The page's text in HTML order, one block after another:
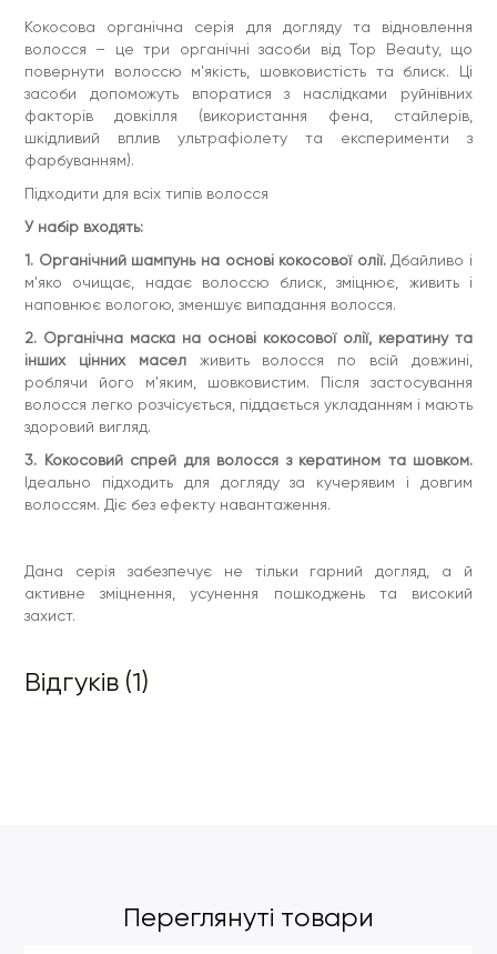
Кокосова органічна серія для догляду та відновлення
волосся – це три органічні засоби від Top Beauty, що
повернути волоссю м'якість, шовковистість та блиск. Ці
засоби допоможуть впоратися з наслідками руйнівних
факторів довкілля (використання фена, стайлерів,
шкідливий вплив ультрафіолету та експерименти з
фарбуванням).
Підходити для всіх типів волосся
У набір входять:
1. Органічний шампунь на основі кокосової олії.Дбайливо і
м'яко очищає, надає волоссю блиск, зміцнює, живить і
наповнює вологою, зменшує випадання волосся.
2. Органічна маска на основі кокосової олії, кератину та
інших цінних маселживить волосся по всій довжині,
роблячи його м'яким, шовковистим. Після застосування
волосся легко розчісується, піддається укладанням і мають
здоровий вигляд.
3. Кокосовий спрей для волосся з кератином та шовком.
Ідеально підходить для догляду за кучерявим і довгим
волоссям. Діє без ефекту навантаження.
Дана серія забезпечує не тільки гарний догляд, а й
активне зміцнення, усунення пошкоджень та високий
захист.
Відгуків (1)
Переглянуті товари